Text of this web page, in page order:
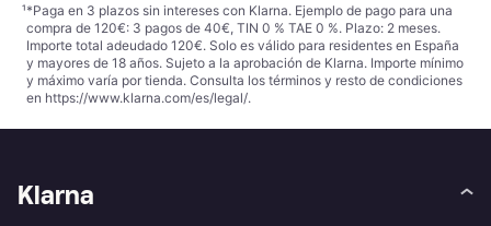
¹*Paga en 3 plazos sin intereses con Klarna. Ejemplo de pago para una
compra de 120€: 3 pagos de 40€, TIN 0 % TAE 0 %. Plazo: 2 meses.
Importe total adeudado 120€. Solo es válido para residentes en España
y mayores de 18 años. Sujeto a la aprobación de Klarna. Importe mínimo
y máximo varía por tienda. Consulta los términos y resto de condiciones
en https://www.klarna.com/es/legal/.
Klarna